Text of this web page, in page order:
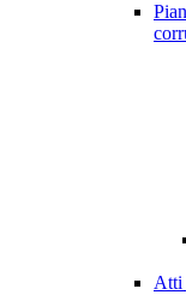
Atti